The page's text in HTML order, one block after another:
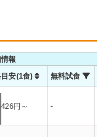
報
目安(1食)
無料試食
円～ -